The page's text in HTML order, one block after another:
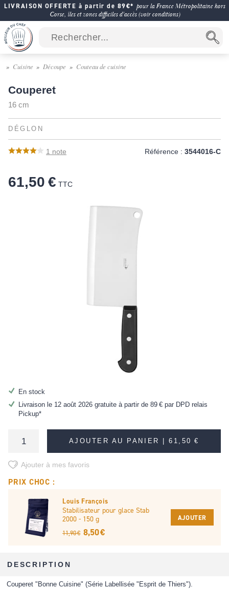
LIVRAISON OFFERTE à partir de 89€* pour la France Métropolitaine hors
Corse, îles et zones difficiles d'accès (voir conditions)
Cuisine Découpe Couteau de cuisine
Couperet
16 cm
DÉGLON
1 note Référence : 3544016-C
61,50 € TTC
En stock
Livraison le 12 août 2026 gratuite à partir de 89 €par DPD relais
Pickup*
AJOUTER AU PANIER |61,50 €
Ajouter à mes favoris
PRIX CHOC :
Louis François
Stabilisateur pour glace Stab
2000 - 150 g
11,90 € 8,50 €
AJOUTER
DESCRIPTION
Couperet "Bonne Cuisine" (Série Labellisée "Esprit de Thiers").